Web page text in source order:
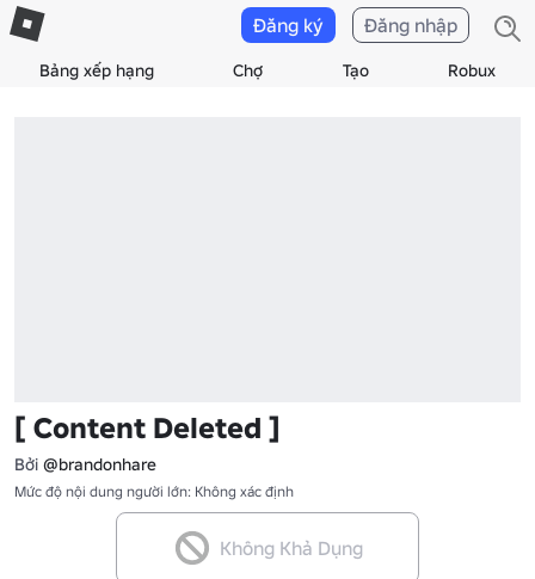
Bảng xếp hạng Chợ Tạo Robux
Đăng ký Đăng nhập
[ Content Deleted ]
Bởi @brandonhare
Mức độ nội dung người lớn: Không xác định
Không Khả Dụng